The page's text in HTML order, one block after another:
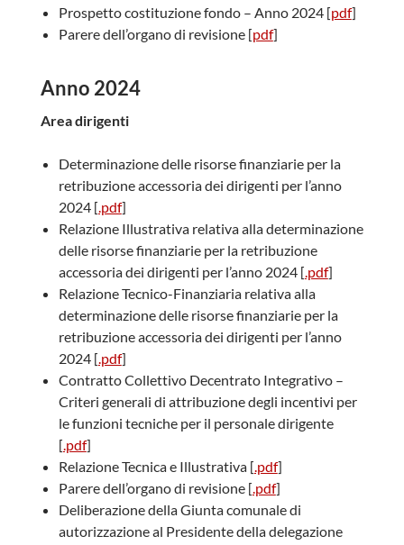
Prospetto costituzione fondo – Anno 2024 [pdf]
Parere dell’organo di revisione [pdf]
Anno 2024
Area dirigenti
Determinazione delle risorse finanziarie per la
retribuzione accessoria dei dirigenti per l’anno
2024 [.pdf]
Relazione Illustrativa relativa alla determinazione
delle risorse finanziarie per la retribuzione
accessoria dei dirigenti per l’anno 2024 [.pdf]
Relazione Tecnico-Finanziaria relativa alla
determinazione delle risorse finanziarie per la
retribuzione accessoria dei dirigenti per l’anno
2024 [.pdf]
Contratto Collettivo Decentrato Integrativo –
Criteri generali di attribuzione degli incentivi per
le funzioni tecniche per il personale dirigente
[.pdf]
Relazione Tecnica e Illustrativa [.pdf]
Parere dell’organo di revisione [.pdf]
Deliberazione della Giunta comunale di
autorizzazione al Presidente della delegazione